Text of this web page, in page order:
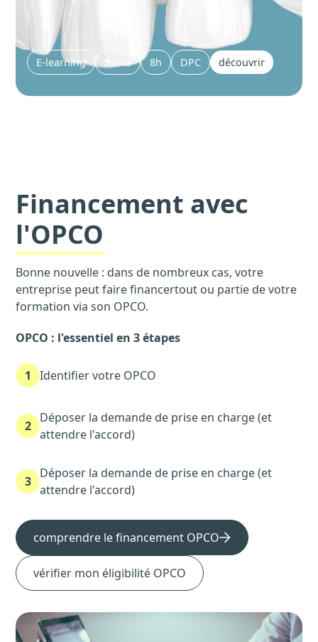
E-learning Santé 8h DPC découvrir
Financement avec
l'OPCO
Bonne nouvelle : dans de nombreux cas, votre
entreprise peut faire financertout ou partie de votre
formation via son OPCO.
OPCO : l'essentiel en 3 étapes
1 Identifier votre OPCO
2
Déposer la demande de prise en charge (et
attendre l'accord)
3
Déposer la demande de prise en charge (et
attendre l'accord)
comprendre le financement OPCO
vérifier mon éligibilité OPCO